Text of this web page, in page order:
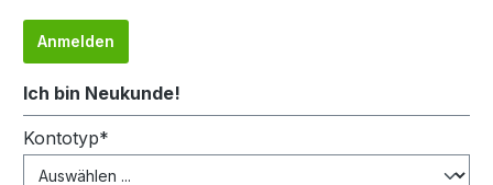
Anmelden
Ich bin Neukunde!
Persönliche Informationen
Kontotyp*